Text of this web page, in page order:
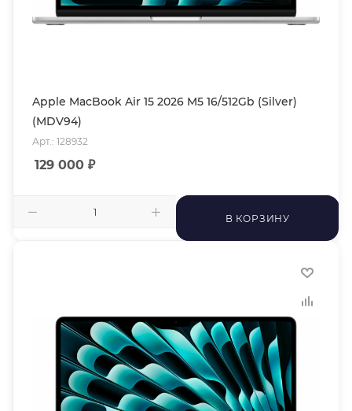
Apple MacBook Air 15 2026 M5 16/512Gb (Silver)
(MDV94)
Арт.: 128932
129 000 ₽
В КОРЗИНУ